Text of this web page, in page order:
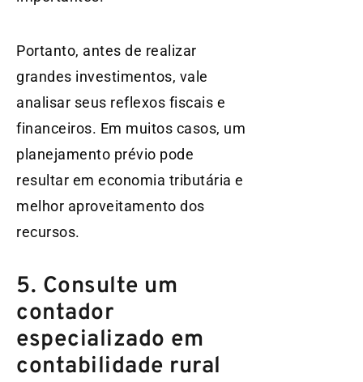
Portanto, antes de realizar
grandes investimentos, vale
analisar seus reflexos fiscais e
financeiros. Em muitos casos, um
planejamento prévio pode
resultar em economia tributária e
melhor aproveitamento dos
recursos.
5. Consulte um
contador
especializado em
contabilidade rural